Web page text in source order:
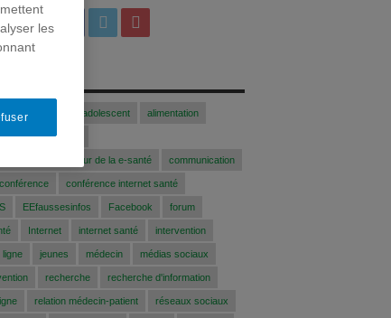
adolescent alimentation
Colloque
au coeur de la e-santé communication
conférence conférence internet santé
EEfaussesinfos Facebook forum
Internet internet santé intervention
ligne jeunes médecin médias sociaux
recherche recherche d'information
relation médecin-patient réseaux sociaux
les